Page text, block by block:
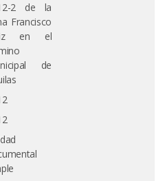
2 de la
Francisco
en el
de